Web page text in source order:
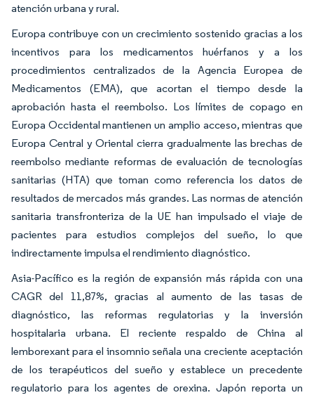
atención urbana y rural.
Europa contribuye con un crecimiento sostenido gracias a los
incentivos para los medicamentos huérfanos y a los
procedimientos centralizados de la Agencia Europea de
Medicamentos (EMA), que acortan el tiempo desde la
aprobación hasta el reembolso. Los límites de copago en
Europa Occidental mantienen un amplio acceso, mientras que
Europa Central y Oriental cierra gradualmente las brechas de
reembolso mediante reformas de evaluación de tecnologías
sanitarias (HTA) que toman como referencia los datos de
resultados de mercados más grandes. Las normas de atención
sanitaria transfronteriza de la UE han impulsado el viaje de
pacientes para estudios complejos del sueño, lo que
indirectamente impulsa el rendimiento diagnóstico.
Asia-Pacífico es la región de expansión más rápida con una
CAGR del 11,87%, gracias al aumento de las tasas de
diagnóstico, las reformas regulatorias y la inversión
hospitalaria urbana. El reciente respaldo de China al
lemborexant para el insomnio señala una creciente aceptación
de los terapéuticos del sueño y establece un precedente
regulatorio para los agentes de orexina. Japón reporta un